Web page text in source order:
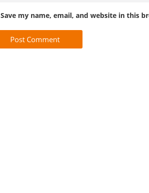
Save my name, email, and website in this